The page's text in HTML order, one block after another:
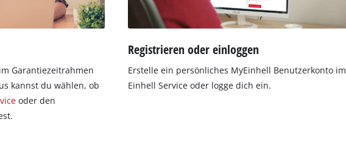
Garantiezeitrahmen
kannst du wählen, ob
oder den
Registrieren oder einloggen
Erstelle ein persönliches MyEinhell Benutzerkonto im
Einhell Service oder logge dich ein.